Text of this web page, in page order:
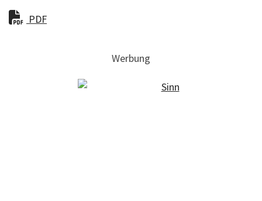
PDF
Werbung